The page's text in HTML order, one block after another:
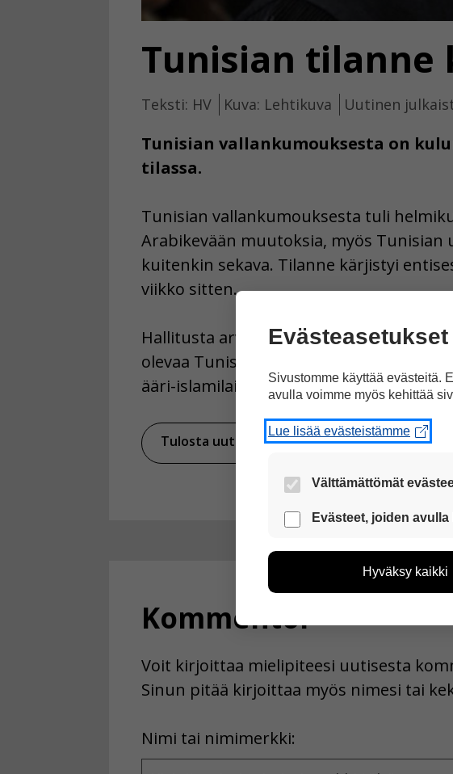
Tunisian tilanne
Teksti: HV Kuva: Lehtikuva Uutinen
Tunisian vallankumouksesta on
tilassa.
Tunisian vallankumouksesta tuli
Arabikevään muutoksia, myös
kuitenkin sekava. Tilanne kärjistyi
viikko sitten.
Hallitusta arvostellut 48-vuotias
olevaa Tunisiaa johtaa maltillinen
ääri-islamilainen Hizb al-Tahrir on myös
Tulosta uutinen Jaa Facebookissa
Kommentoi
Voit kirjoittaa mielipiteesi uutisesta
Sinun pitää kirjoittaa myös nimesi tai
Nimi tai nimimerkki:
Name
Evästeasetukset
Sivustomme käyttää evästeitä.
avulla voimme myös kehittää
Lue lisää evästeistämme
Välttämättömät
Nämä evästeet ovat aina
Evästeet, joiden
voimme kehittää
esimerkiksi kävijämääristä
kuitenkaan kerää
Hyväksy kaikki